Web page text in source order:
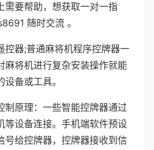
需要帮助，想获取一对一指
随时交流 。
控器;普通麻将机程序控牌器一
麻将机进行复杂安装操作就能
备或工具。
制原理：一些智能控牌器通过
等设备连接。手机端软件预设
号给控牌器，控牌器接收到信